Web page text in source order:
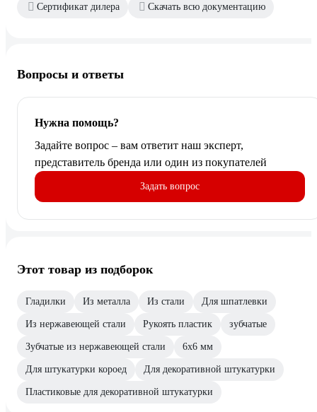
Сертификат дилера Скачать всю документацию
Вопросы и ответы
Нужна помощь?
Задайте вопрос – вам ответит наш эксперт,
представитель бренда или один из покупателей
Задать вопрос
Этот товар из подборок
Гладилки Из металла Из стали Для шпатлевки
Из нержавеющей стали Рукоять пластик зубчатые
Зубчатые из нержавеющей стали 6х6 мм
Для штукатурки короед Для декоративной штукатурки
Пластиковые для декоративной штукатурки